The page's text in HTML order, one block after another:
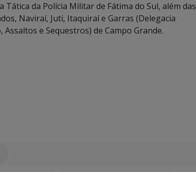
da Polícia Militar de Fátima do Sul, além das
Naviraí, Juti, Itaquiraí e Garras (Delegacia
e Sequestros) de Campo Grande.